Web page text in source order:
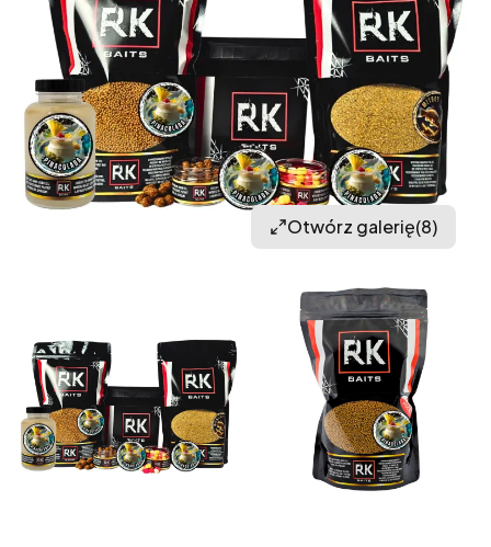
Otwórz galerię(8)